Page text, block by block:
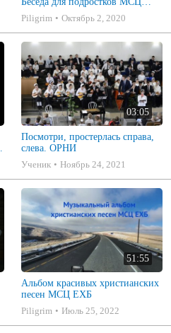
ЕХБ
Piligrim Октябрь 2, 2020
03:05
Посмотри, простерлась справа,
слева. ОРНИ
Ученик
Ноябрь 24, 2021
51:55
Альбом красивых христианских
песен МСЦ ЕХБ
Piligrim
Июль 25, 2022